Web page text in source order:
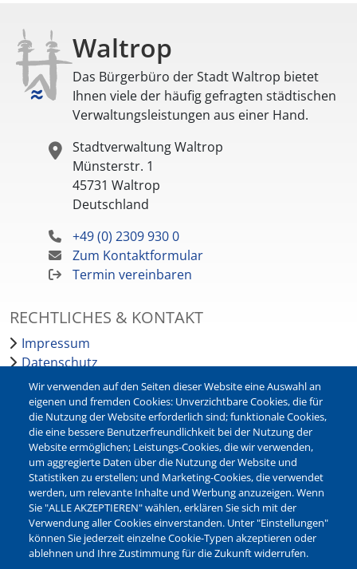
Waltrop
Das Bürgerbüro der Stadt Waltrop bietet
Ihnen viele der häufig gefragten städtischen
Verwaltungsleistungen aus einer Hand.
Stadtverwaltung Waltrop
Münsterstr. 1
45731 Waltrop
Deutschland
+49 (0) 2309 930 0
Zum Kontaktformular
Termin vereinbaren
RECHTLICHES & KONTAKT
Impressum
Datenschutz
Barrierefreiheit
Leichte Sprache
Bankverbindungen
Pressestelle
Kontakt
NEWSLETTER
Jetzt die verschiedenen Newsletter der Stadt Waltrop
abonnieren:
Wir verwenden auf den Seiten dieser Website eine Auswahl an
eigenen und fremden Cookies: Unverzichtbare Cookies, die für
die Nutzung der Website erforderlich sind; funktionale Cookies,
die eine bessere Benutzerfreundlichkeit bei der Nutzung der
Website ermöglichen; Leistungs-Cookies, die wir verwenden,
um aggregierte Daten über die Nutzung der Website und
Statistiken zu erstellen; und Marketing-Cookies, die verwendet
werden, um relevante Inhalte und Werbung anzuzeigen. Wenn
Sie "ALLE AKZEPTIEREN" wählen, erklären Sie sich mit der
Verwendung aller Cookies einverstanden. Unter "Einstellungen"
können Sie jederzeit einzelne Cookie-Typen akzeptieren oder
ablehnen und Ihre Zustimmung für die Zukunft widerrufen.